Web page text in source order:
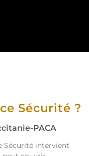
Sécurité ?
PACA
Sécurité intervient